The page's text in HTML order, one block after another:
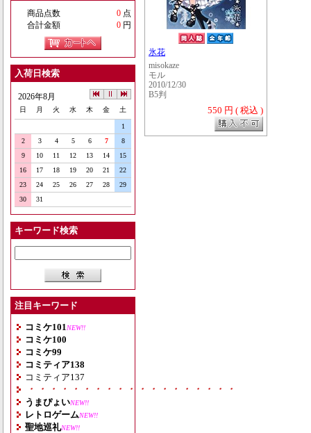
商品点数 0 点
合計金額
0 円
入荷日検索
2026年8月
日 月 火 水 木 金 土
1
2
3 4 5 6 7
8
9
10 11 12 13 14
15
16
17 18 19 20 21
22
23
24 25 26 27 28
29
30
31
キーワード検索
注目キーワード
コミケ101 NEW!!
コミケ100
コミケ99
コミティア138
コミティア137
・・・・・・・・・・・・・・・・・・・
うまぴょいNEW!!
レトロゲームNEW!!
聖地巡礼NEW!!
氷花
misokaze
モル
2010/12/30
B5判
550 円 ( 税込 )